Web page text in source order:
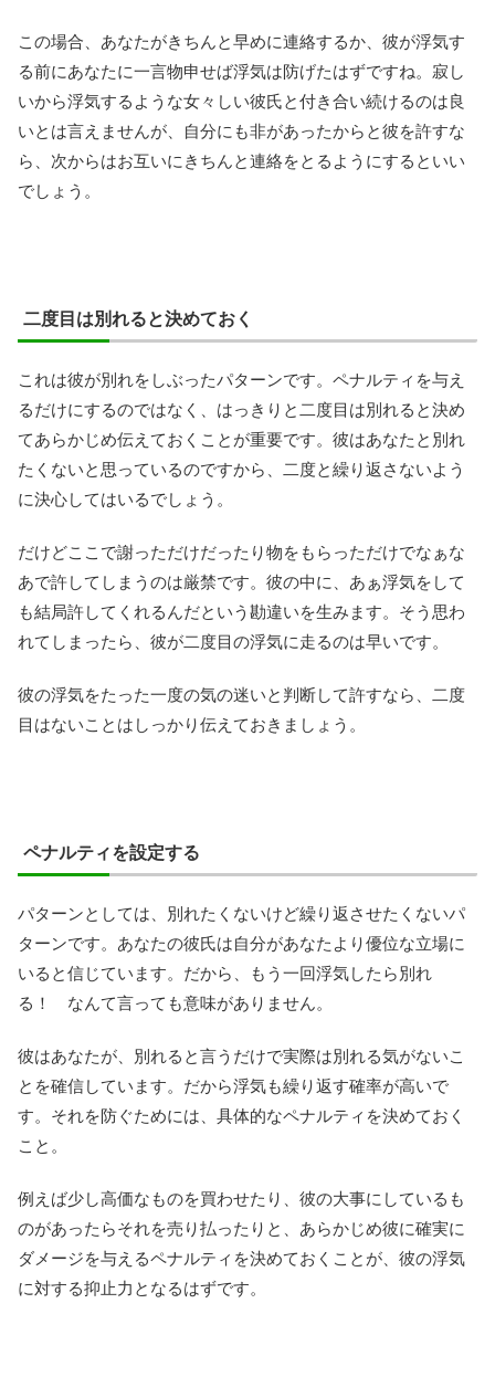
この場合、あなたがきちんと早めに連絡するか、彼が浮気す
る前にあなたに一言物申せば浮気は防げたはずですね。寂し
いから浮気するような女々しい彼氏と付き合い続けるのは良
いとは言えませんが、自分にも非があったからと彼を許すな
ら、次からはお互いにきちんと連絡をとるようにするといい
でしょう。
二度目は別れると決めておく
これは彼が別れをしぶったパターンです。ペナルティを与え
るだけにするのではなく、はっきりと二度目は別れると決め
てあらかじめ伝えておくことが重要です。彼はあなたと別れ
たくないと思っているのですから、二度と繰り返さないよう
に決心してはいるでしょう。
だけどここで謝っただけだったり物をもらっただけでなぁな
あで許してしまうのは厳禁です。彼の中に、あぁ浮気をして
も結局許してくれるんだという勘違いを生みます。そう思わ
れてしまったら、彼が二度目の浮気に走るのは早いです。
彼の浮気をたった一度の気の迷いと判断して許すなら、二度
目はないことはしっかり伝えておきましょう。
ペナルティを設定する
パターンとしては、別れたくないけど繰り返させたくないパ
ターンです。あなたの彼氏は自分があなたより優位な立場に
いると信じています。だから、もう一回浮気したら別れ
る！ なんて言っても意味がありません。
彼はあなたが、別れると言うだけで実際は別れる気がないこ
とを確信しています。だから浮気も繰り返す確率が高いで
す。それを防ぐためには、具体的なペナルティを決めておく
こと。
例えば少し高価なものを買わせたり、彼の大事にしているも
のがあったらそれを売り払ったりと、あらかじめ彼に確実に
ダメージを与えるペナルティを決めておくことが、彼の浮気
に対する抑止力となるはずです。